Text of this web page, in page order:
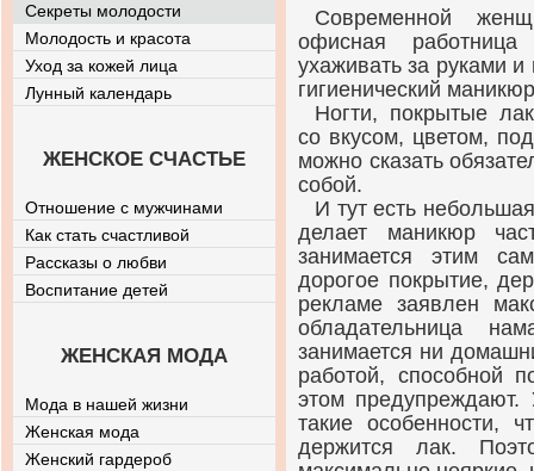
Современной
офисная
ухаживать за руками
гигиенический
Ногти, покрытые
со вкусом, цветом,
можно сказать
собой.
И тут есть
делает маникюр
занимается этим
дорогое покрытие,
рекламе заявлен
обладательница
занимается ни
работой, способной
этом
такие особенности,
держится лак.
Секреты молодости
Молодость и красота
Уход за кожей лица
Лунный календарь
ЖЕНСКОЕ СЧАСТЬЕ
Отношение с мужчинами
Как стать счастливой
Рассказы о любви
Воспитание детей
ЖЕНСКАЯ МОДА
Мода в нашей жизни
Женская мода
Женский гардероб